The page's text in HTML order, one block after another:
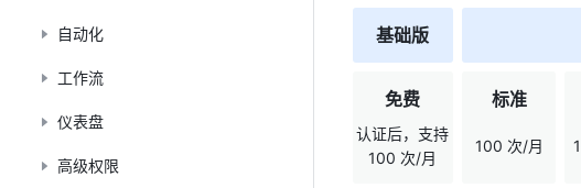
自动化
工作流
仪表盘
高级权限
基础版
免费
认证后，支持
100 次/月
标准
100 次/月